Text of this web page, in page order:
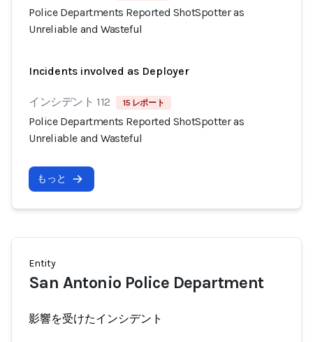
Police Departments Reported ShotSpotter as
Unreliable and Wasteful
Incidents involved as Deployer
インシデント 112 15 レポート
Police Departments Reported ShotSpotter as
Unreliable and Wasteful
もっと
Entity
San Antonio Police Department
影響を受けたインシデント